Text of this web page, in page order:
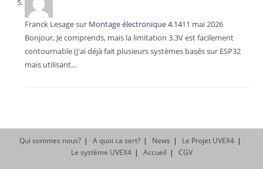
Franck Lesagesur Montage électronique 4.1411 mai 2026
Bonjour, Je comprends, mais la limitation 3.3V est facilement
contournable (j'ai déjà fait plusieurs systèmes basés sur ESP32
mais utilisant…
Qui sommes nous? A quoi ca sert? News
Le Projet UVEX4
Le système UVEX4
Accueil CGV